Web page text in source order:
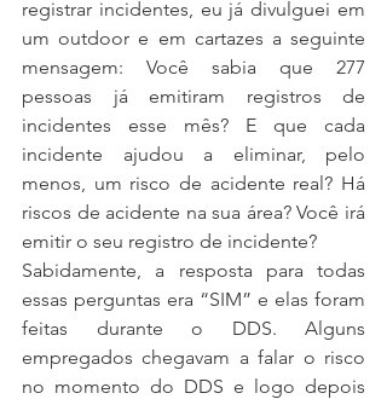
registrar incidentes, eu já divulguei em
um outdoor e em cartazes a seguinte
mensagem: Você sabia que 277
pessoas já emitiram registros de
incidentes esse mês? E que cada
incidente ajudou a eliminar, pelo
menos, um risco de acidente real? Há
riscos de acidente na sua área? Você irá
emitir o seu registro de incidente?
Sabidamente, a resposta para todas
essas perguntas era “SIM” e elas foram
feitas durante o DDS. Alguns
empregados chegavam a falar o risco
no momento do DDS e logo depois